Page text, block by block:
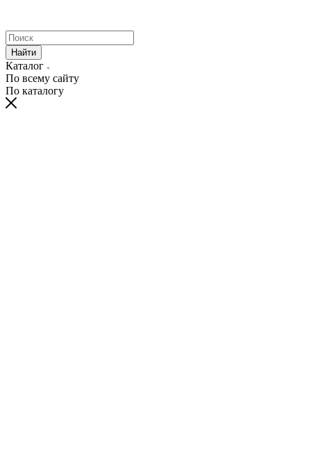
Найти
Каталог
По всему сайту
По каталогу